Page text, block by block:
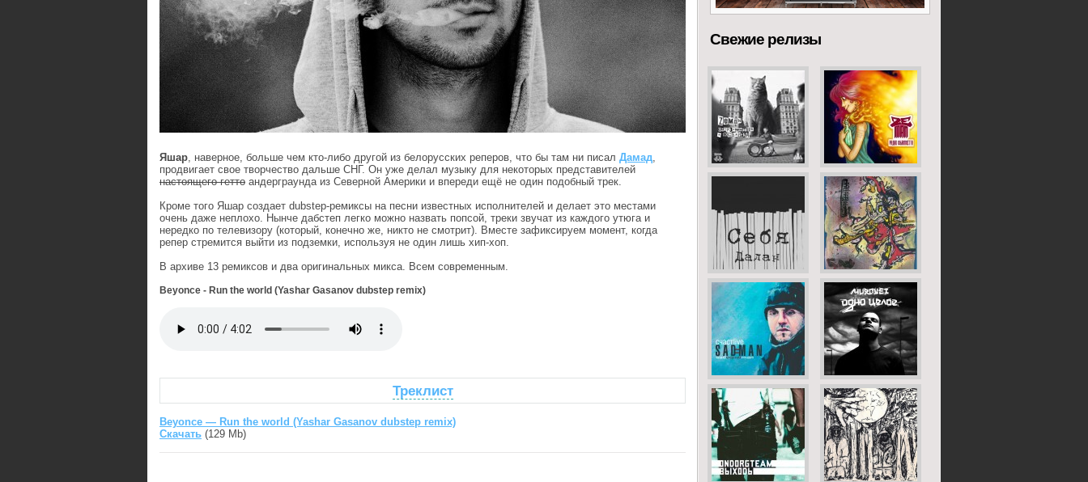
Яшар, наверное, больше чем кто-либо другой из белорусских реперов, что бы там ни писал Дамад,
продвигает свое творчество дальше СНГ. Он уже делал музыку для некоторых представителей
настоящего гетто андерграунда из Северной Америки и впереди ещё не один подобный трек.
Кроме того Яшар создает dubstep-ремиксы на песни известных исполнителей и делает это местами
очень даже неплохо. Нынче дабстеп легко можно назвать попсой, треки звучат из каждого утюга и
нередко по телевизору (который, конечно же, никто не смотрит). Вместе зафиксируем момент, когда
репер стремится выйти из подземки, используя не один лишь хип-хоп.
В архиве 13 ремиксов и два оригинальных микса. Всем современным.
Beyonce - Run the world (Yashar Gasanov dubstep remix)
Треклист
Beyonce — Run the world (Yashar Gasanov dubstep remix)
Скачать (129 Mb)
Свежие релизы